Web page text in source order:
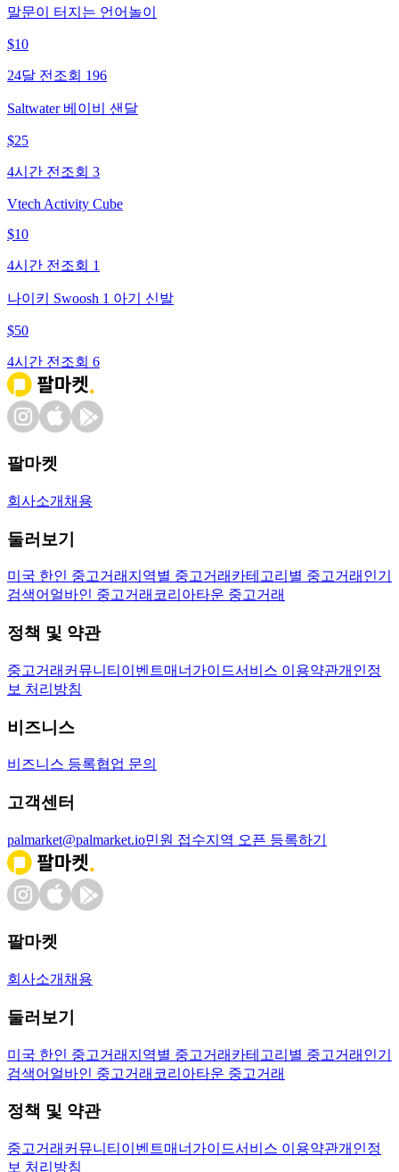
말문이 터지는 언어놀이
$10
24달 전 조회 196
Saltwater 베이비 샌달
$25
4시간 전 조회 3
Vtech Activity Cube
$10
4시간 전 조회 1
나이키 Swoosh 1 아기 신발
$50
4시간 전 조회 6
팔마켓
회사소개 채용
둘러보기
미국 한인 중고거래 지역별 중고거래 카테고리별 중고거래 인기
검색어 얼바인 중고거래 코리아타운 중고거래
정책 및 약관
중고거래 커뮤니티 이벤트매너가이드서비스 이용약관개인정
보 처리방침
비즈니스
비즈니스 등록협업 문의
고객센터
palmarket@palmarket.io민원 접수지역 오픈 등록하기
팔마켓
회사소개 채용
둘러보기
미국 한인 중고거래 지역별 중고거래 카테고리별 중고거래 인기
검색어 얼바인 중고거래 코리아타운 중고거래
정책 및 약관
중고거래 커뮤니티 이벤트매너가이드서비스 이용약관개인정
보 처리방침